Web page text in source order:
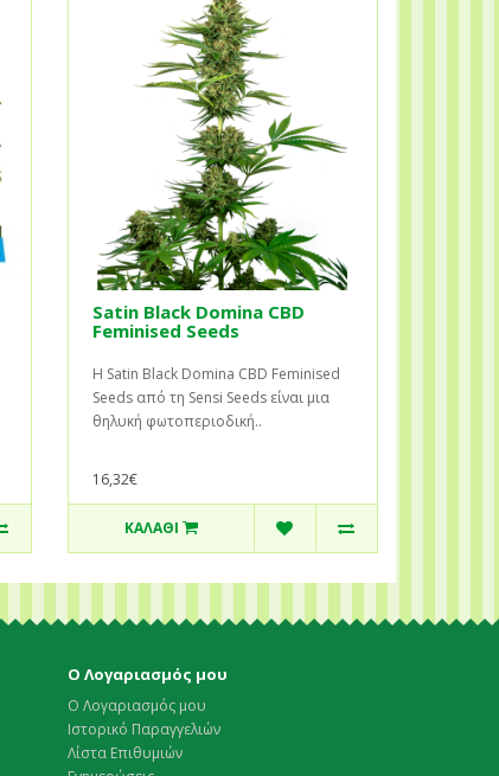
Satin Black Domina CBD
Feminised Seeds
Η Satin Black Domina CBD Feminised
Seeds από τη Sensi Seeds είναι μια
θηλυκή φωτοπεριοδική..
16,32€
ΚΑΛΆΘΙ
Ο Λογαριασμός μου
Ο Λογαριασμός μου
Ιστορικό Παραγγελιών
Λίστα Επιθυμιών